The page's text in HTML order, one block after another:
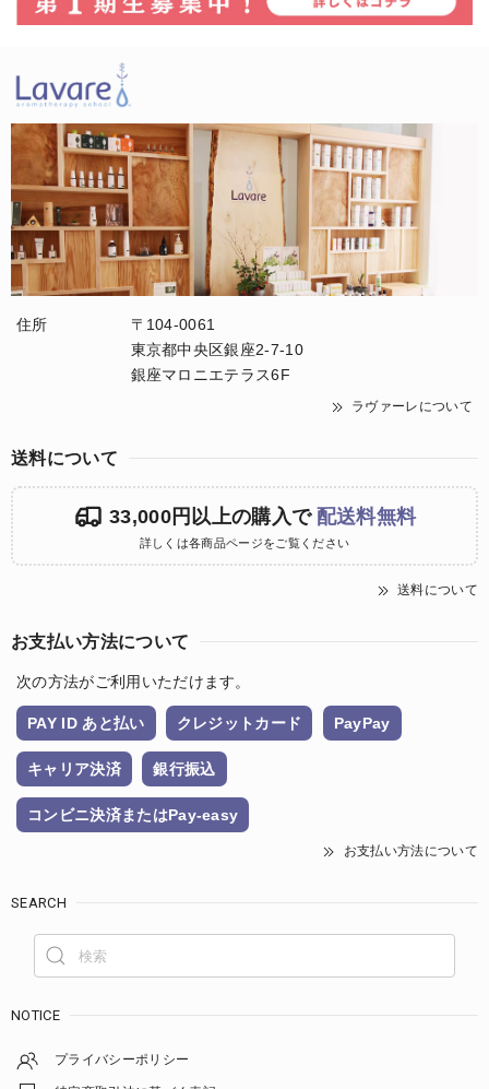
住所
〒104-0061
東京都中央区銀座2-7-10
銀座マロニエテラス6F
ラヴァーレについて
送料について
33,000円以上の購入で 配送料無料
詳しくは各商品ページをご覧ください
送料について
お支払い方法について
次の方法がご利用いただけます。
PAY ID あと払い クレジットカード PayPay
キャリア決済 銀行振込
コンビニ決済またはPay-easy
お支払い方法について
SEARCH
NOTICE
プライバシーポリシー